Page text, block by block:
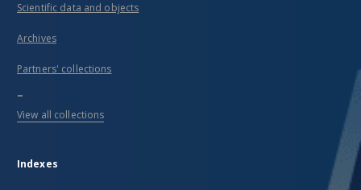
Scientific data and objects
Archives
Partners' collections
...
View all collections
Indexes